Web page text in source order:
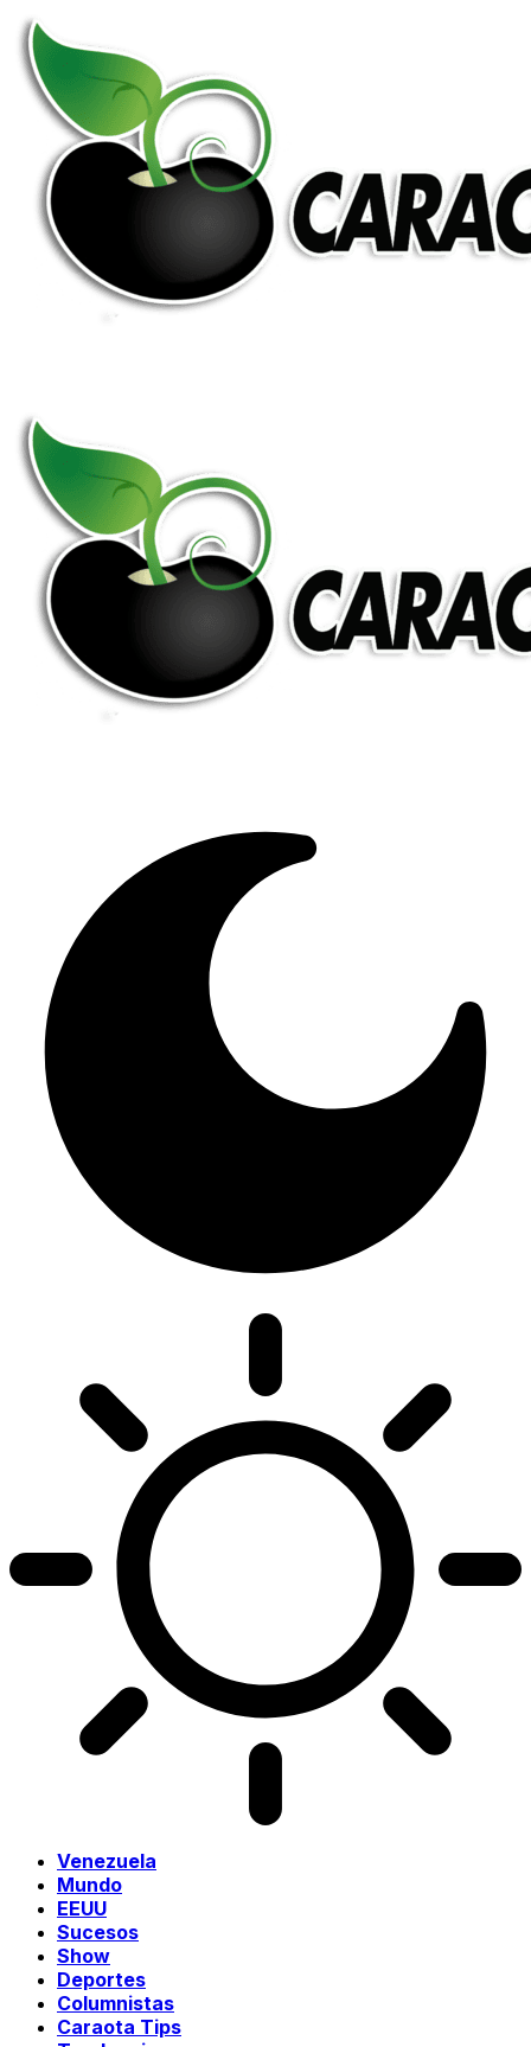
Venezuela
Mundo
EEUU
Sucesos
Show
Deportes
Columnistas
Caraota Tips